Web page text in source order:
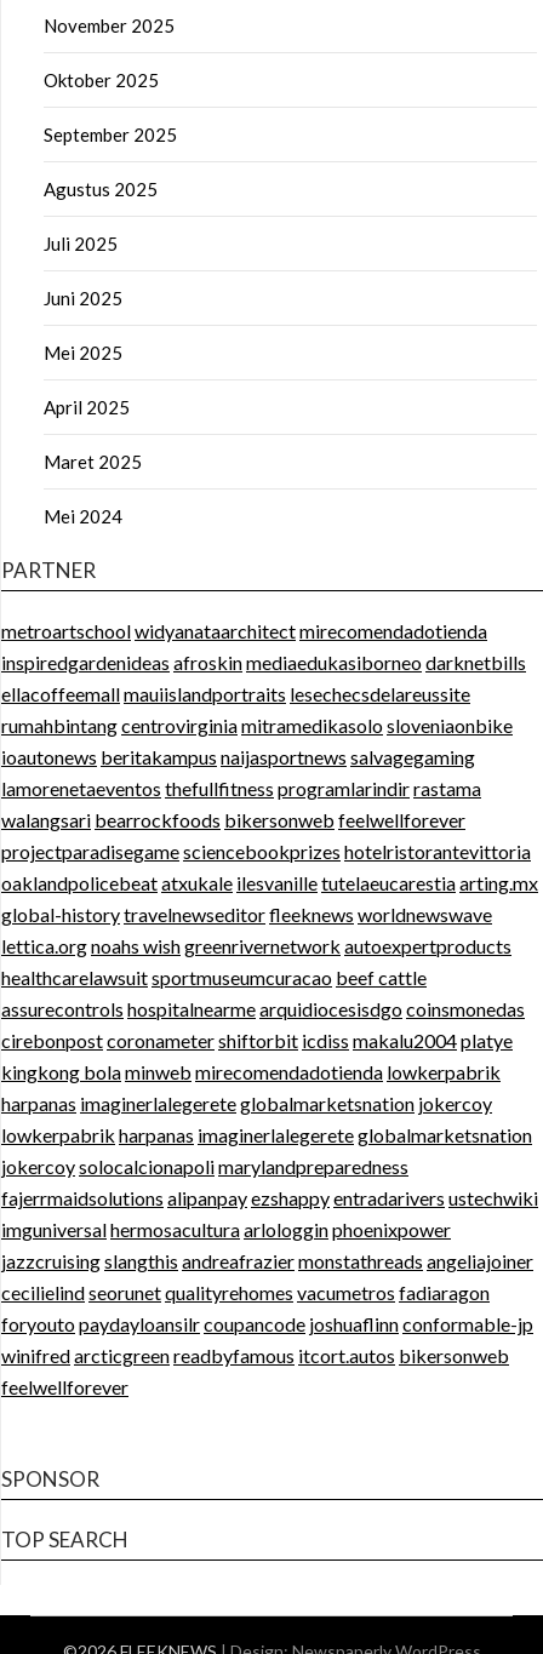
November 2025
Oktober 2025
September 2025
Agustus 2025
Juli 2025
Juni 2025
Mei 2025
April 2025
Maret 2025
Mei 2024
PARTNER
metroartschoolwidyanataarchitectmirecomendadotienda
inspiredgardenideas afroskinmediaedukasiborneodarknetbills
ellacoffeemallmauiislandportraits lesechecsdelareussite
rumahbintangcentrovirginiamitramedikasolosloveniaonbike
ioautonews beritakampus naijasportnews salvagegaming
lamorenetaeventos thefullfitness programlarindirrastama
walangsari bearrockfoods bikersonweb feelwellforever
projectparadisegamesciencebookprizes hotelristorantevittoria
oaklandpolicebeatatxukale ilesvanilletutelaeucarestiaarting.mx
global-historytravelnewseditorfleeknews worldnewswave
lettica.orgnoahs wishgreenrivernetwork autoexpertproducts
healthcarelawsuitsportmuseumcuracao beef cattle
assurecontrols hospitalnearmearquidiocesisdgocoinsmonedas
cirebonpostcoronametershiftorbit icdiss makalu2004platye
kingkong bolaminweb mirecomendadotienda lowkerpabrik
harpanas imaginerlalegereteglobalmarketsnation jokercoy
lowkerpabrik harpanas imaginerlalegereteglobalmarketsnation
jokercoysolocalcionapolimarylandpreparedness
fajerrmaidsolutions alipanpayezshappyentradarivers ustechwiki
imguniversalhermosaculturaarlologginphoenixpower
jazzcruisingslangthis andreafraziermonstathreads angeliajoiner
cecilielindseorunetqualityrehomes vacumetros fadiaragon
foryoutopaydayloansilrcoupancode joshuaflinnconformable-jp
winifredarcticgreenreadbyfamous itcort.autos bikersonweb
feelwellforever
SPONSOR
TOP SEARCH